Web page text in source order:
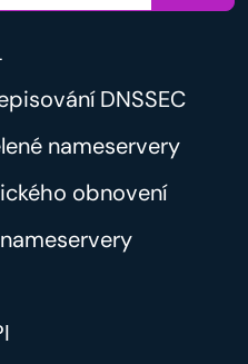
DNSSEC
nameservery
obnovení